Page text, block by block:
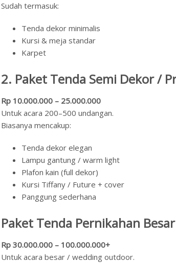
Sudah termasuk:
Tenda dekor minimalis
Kursi & meja standar
Karpet
2. Paket Tenda Semi Dekor /
Rp 10.000.000 – 25.000.000
Untuk acara 200–500 undangan.
Biasanya mencakup:
Tenda dekor elegan
Lampu gantung / warm light
Plafon kain (full dekor)
Kursi Tiffany / Future + cover
Panggung sederhana
Paket Tenda Pernikahan
Rp 30.000.000 – 100.000.000+
Untuk acara besar / wedding outdoor.